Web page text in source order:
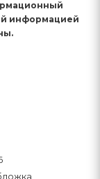
информацией